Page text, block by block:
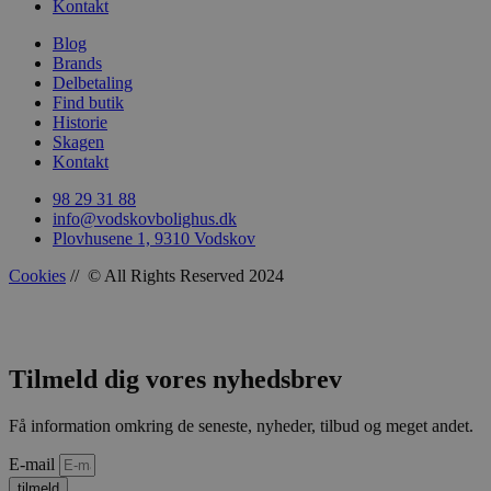
Kontakt
Blog
Brands
Delbetaling
Find butik
Historie
Skagen
Kontakt
98 29 31 88
info@vodskovbolighus.dk
Plovhusene 1, 9310 Vodskov
Cookies // © All Rights Reserved 2024
Tilmeld dig vores nyhedsbrev
Få information omkring de seneste, nyheder, tilbud og meget andet.
E-mail
woocommerce_cart_hash
woocommerce_items_in_cart
wp_woocommerce_session_[abcdef0123456789]
{32}